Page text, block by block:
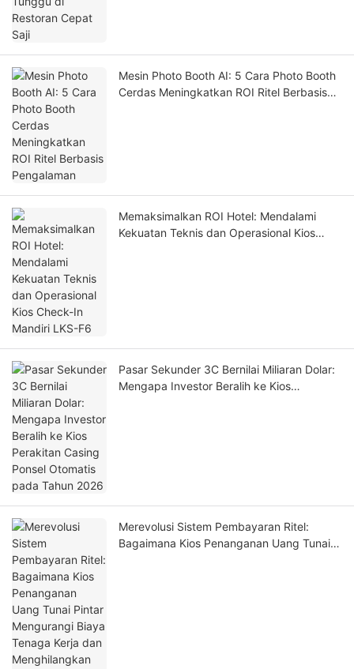
Mesin Photo Booth AI: 5 Cara Photo Booth
Cerdas Meningkatkan ROI Ritel Berbasis
Memaksimalkan ROI Hotel: Mendalami
Kekuatan Teknis dan Operasional Kios
Pasar Sekunder 3C Bernilai Miliaran Dolar:
Mengapa Investor Beralih ke Kios
Merevolusi Sistem Pembayaran Ritel:
Bagaimana Kios Penanganan Uang Tunai